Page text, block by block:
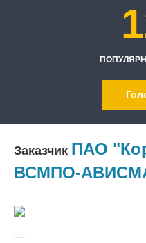
Заказчик ПАО
ВСМПО-